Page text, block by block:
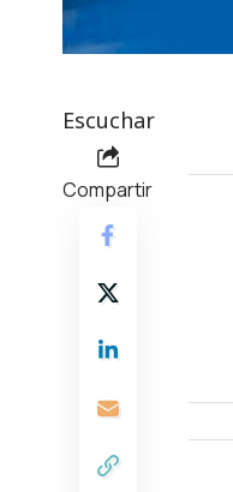
Escuchar
Compartir